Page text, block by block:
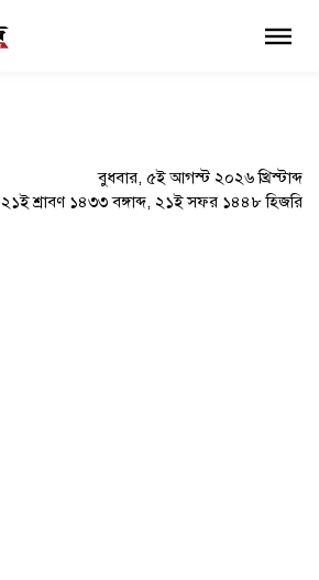
বুধবার, ৫ই আগস্ট ২০২৬ খ্রিস্টাব্দ
২১ই শ্রাবণ ১৪৩৩ বঙ্গাব্দ, ২১ই সফর ১৪৪৮ হিজরি
×